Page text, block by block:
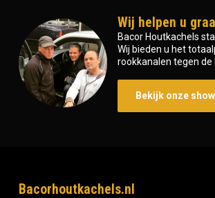
Wij helpen u
Bacor Houtkachels
Wij bieden u het
rookkanalen tegen de
Bekijk onze
Bacorhoutkachels.nl